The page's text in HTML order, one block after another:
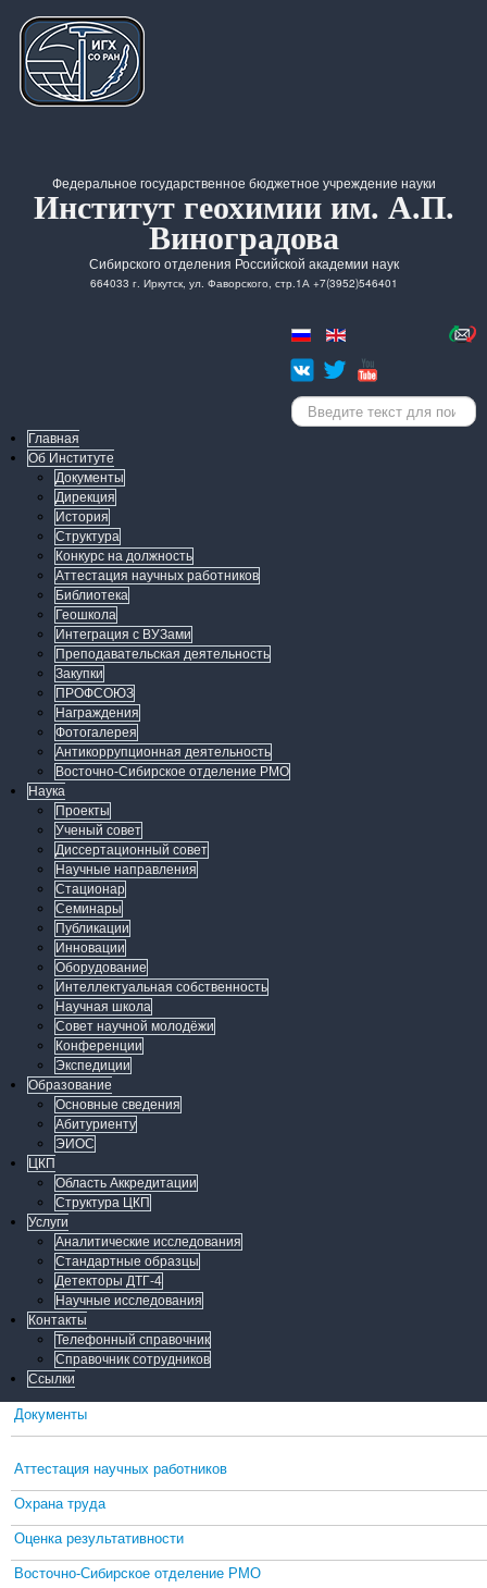
Федеральное государственное бюджетное учреждение науки
Институт геохимии им. А.П.
Виноградова
Сибирского отделения Российской академии наук
664033 г. Иркутск, ул. Фаворского, стр.1А +7(3952)546401
Искать...
Главная
Об Институте
Документы
Дирекция
История
Структура
Конкурс на должность
Аттестация научных работников
Библиотека
Геошкола
Интеграция с ВУЗами
Преподавательская деятельность
Закупки
ПРОФСОЮЗ
Награждения
Фотогалерея
Антикоррупционная деятельность
Восточно-Сибирское отделение РМО
Наука
Проекты
Ученый совет
Диссертационный совет
Научные направления
Стационар
Семинары
Публикации
Инновации
Оборудование
Интеллектуальная собственность
Научная школа
Совет научной молодёжи
Конференции
Экспедиции
Образование
Основные сведения
Абитуриенту
ЭИОС
ЦКП
Область Аккредитации
Структура ЦКП
Услуги
Аналитические исследования
Стандартные образцы
Детекторы ДТГ-4
Научные исследования
Контакты
Телефонный справочник
Справочник сотрудников
Ссылки
Документы
Аттестация научных работников
Охрана труда
Оценка результативности
Восточно-Сибирское отделение РМО